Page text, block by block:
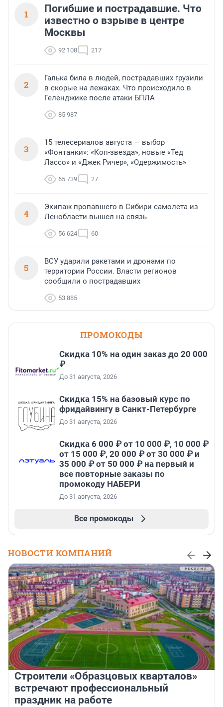
1
Погибшие и пострадавшие. Что
известно о взрыве в центре
Москвы
92 108 217
2
Галька била в людей, пострадавших грузили
в скорые на лежаках. Что происходило в
Геленджике после атаки БПЛА
85 987
3
15 телесериалов августа — выбор
«Фонтанки»: «Коп-звезда», новые «Тед
Лассо» и «Джек Ричер», «Одержимость»
65 739 27
4
Экипаж пропавшего в Сибири самолета из
Ленобласти вышел на связь
56 624 60
5
ВСУ ударили ракетами и дронами по
территории России. Власти регионов
сообщили о пострадавших
53 885
ПРОМОКОДЫ
Скидка 10% на один заказ до 20 000
₽
До 31 августа, 2026
Скидка 15% на базовый курс по
фридайвингу в Санкт-Петербурге
До 31 августа, 2026
Скидка 6 000 ₽ от 10 000 ₽, 10 000 ₽
от 15 000 ₽, 20 000 ₽ от 30 000 ₽ и
35 000 ₽ от 50 000 ₽ на первый и
все повторные заказы по
промокоду НАБЕРИ
До 31 августа, 2026
Все промокоды
НОВОСТИ КОМПАНИЙ
Строители «Образцовых кварталов»
встречают профессиональный
праздник на работе